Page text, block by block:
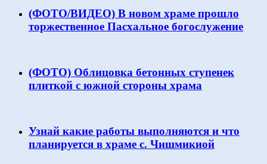
(ФОТО/ВИДЕО) В новом храме прошло
торжественное Пасхальное богослужение
(ФОТО) Облицовка бетонных ступенек
плиткой с южной стороны храма
Узнай какие работы выполняются и что
планируется в храме с. Чишмикиой